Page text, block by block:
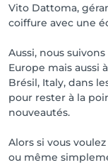
Vito Dattoma,
coiffure avec une
Aussi, nous
Europe mais aussi
Brésil, Italy, dans
pour rester à la
nouveautés.
Alors si vous
ou même